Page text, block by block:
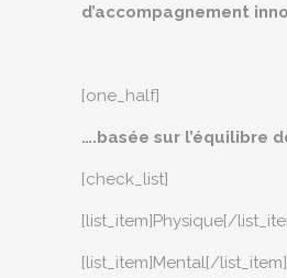
d’accompagnement
[one_half]
….basée sur l’équilibre
[check_list]
[list_item]Physique[/
[list_item]Mental[/list_item]